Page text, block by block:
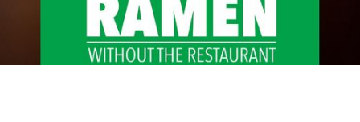
De Nous